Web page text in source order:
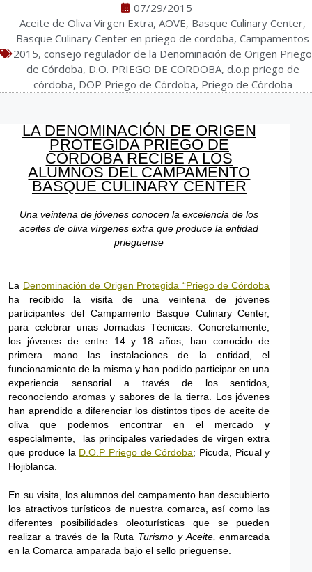
07/29/2015
Aceite de Oliva Virgen Extra, AOVE, Basque Culinary Center,
Basque Culinary Center en priego de cordoba, Campamentos
2015, consejo regulador de la Denominación de Origen Priego
de Córdoba, D.O. PRIEGO DE CORDOBA, d.o.p priego de
córdoba, DOP Priego de Córdoba, Priego de Córdoba
LA DENOMINACIÓN DE ORIGEN
PROTEGIDA PRIEGO DE
CÓRDOBA RECIBE A LOS
ALUMNOS DEL CAMPAMENTO
BASQUE CULINARY CENTER
Una veintena de jóvenes conocen la excelencia de los
aceites de oliva vírgenes extra que produce la entidad
prieguense
La Denominación de Origen Protegida “Priego de Córdoba
ha recibido la visita de una veintena de jóvenes
participantes del Campamento Basque Culinary Center,
para celebrar unas Jornadas Técnicas. Concretamente,
los jóvenes de entre 14 y 18 años, han conocido de
primera mano las instalaciones de la entidad, el
funcionamiento de la misma y han podido participar en una
experiencia sensorial a través de los sentidos,
reconociendo aromas y sabores de la tierra. Los jóvenes
han aprendido a diferenciar los distintos tipos de aceite de
oliva que podemos encontrar en el mercado y
especialmente, las principales variedades de virgen extra
que produce la D.O.P Priego de Córdoba; Picuda, Picual y
Hojiblanca.
En su visita, los alumnos del campamento han descubierto
los atractivos turísticos de nuestra comarca, así como las
diferentes posibilidades oleoturísticas que se pueden
realizar a través de la Ruta Turismo y Aceite, enmarcada
en la Comarca amparada bajo el sello prieguense.